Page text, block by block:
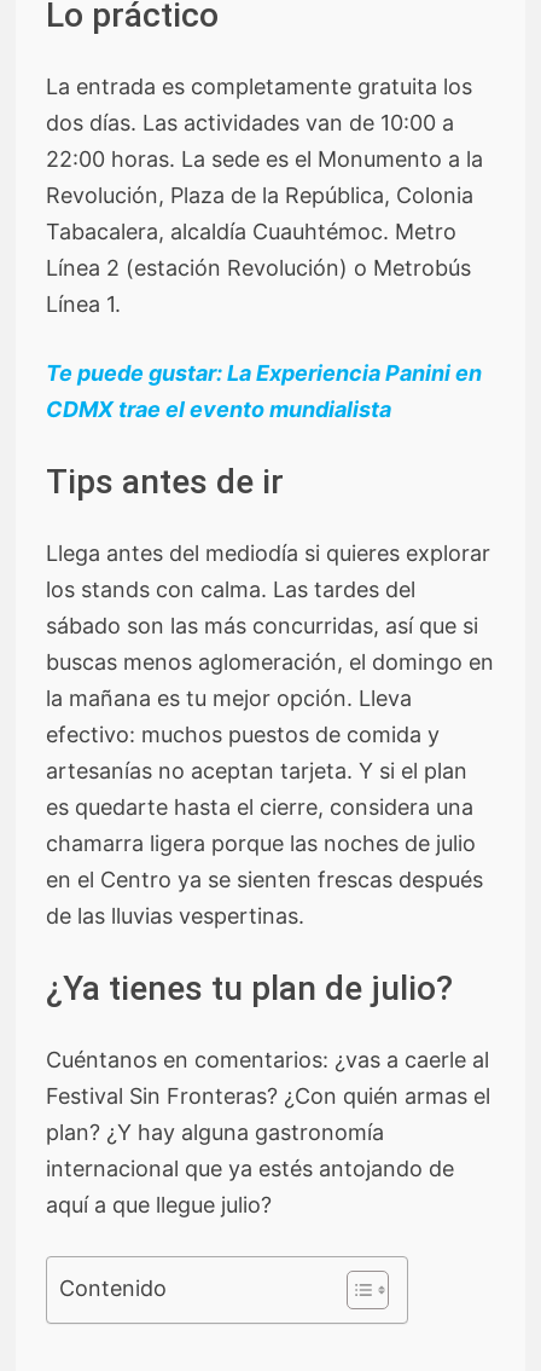
Lo práctico
La entrada es completamente gratuita los
dos días. Las actividades van de 10:00 a
22:00 horas. La sede es el Monumento a la
Revolución, Plaza de la República, Colonia
Tabacalera, alcaldía Cuauhtémoc. Metro
Línea 2 (estación Revolución) o Metrobús
Línea 1.
Te puede gustar: La Experiencia Panini en
CDMX trae el evento mundialista
Tips antes de ir
Llega antes del mediodía si quieres explorar
los stands con calma. Las tardes del
sábado son las más concurridas, así que si
buscas menos aglomeración, el domingo en
la mañana es tu mejor opción. Lleva
efectivo: muchos puestos de comida y
artesanías no aceptan tarjeta. Y si el plan
es quedarte hasta el cierre, considera una
chamarra ligera porque las noches de julio
en el Centro ya se sienten frescas después
de las lluvias vespertinas.
¿Ya tienes tu plan de julio?
Cuéntanos en comentarios: ¿vas a caerle al
Festival Sin Fronteras? ¿Con quién armas el
plan? ¿Y hay alguna gastronomía
internacional que ya estés antojando de
aquí a que llegue julio?
Contenido